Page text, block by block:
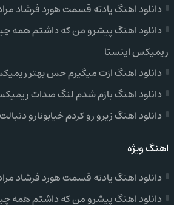
دانلود اهنگ یادته قسمت هورد فرشاد
دانلود اهنگ پیشرو من که داشتم همه
ریمیکس اینستا
دانلود اهنگ ازت میگیرم حس بهتر
دانلود اهنگ بازم شدم لنگ صدات
دانلود اهنگ زیرو رو کردم خیابونارو
اهنگ ویژه
دانلود اهنگ یادته قسمت هورد فرشاد
دانلود اهنگ پیشرو من که داشتم همه